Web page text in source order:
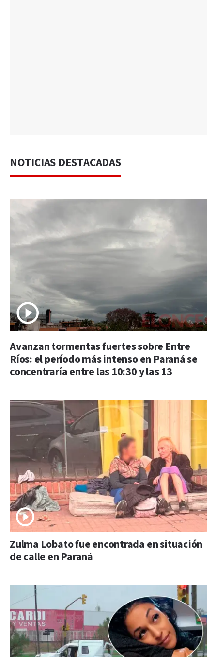
NOTICIAS DESTACADAS
Avanzan tormentas fuertes sobre Entre
Ríos: el período más intenso en Paraná se
concentraría entre las 10:30 y las 13
Zulma Lobato fue encontrada en situación
de calle en Paraná